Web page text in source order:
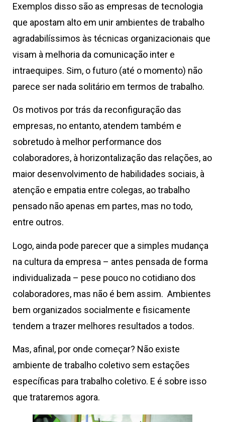
Exemplos disso são as empresas de tecnologia
que apostam alto em unir ambientes de trabalho
agradabilíssimos às técnicas organizacionais que
visam à melhoria da comunicação inter e
intraequipes. Sim, o futuro (até o momento) não
parece ser nada solitário em termos de trabalho.
Os motivos por trás da reconfiguração das
empresas, no entanto, atendem também e
sobretudo à melhor performance dos
colaboradores, à horizontalização das relações, ao
maior desenvolvimento de habilidades sociais, à
atenção e empatia entre colegas, ao trabalho
pensado não apenas em partes, mas no todo,
entre outros.
Logo, ainda pode parecer que a simples mudança
na cultura da empresa – antes pensada de forma
individualizada – pese pouco no cotidiano dos
colaboradores, mas não é bem assim. Ambientes
bem organizados socialmente e fisicamente
tendem a trazer melhores resultados a todos.
Mas, afinal, por onde começar? Não existe
ambiente de trabalho coletivo sem estações
específicas para trabalho coletivo. E é sobre isso
que trataremos agora.